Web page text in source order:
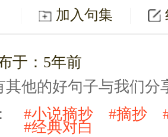
加入句集
于：5年前
其他的好句子与我们分
#小说摘抄 #摘抄
#经典对白